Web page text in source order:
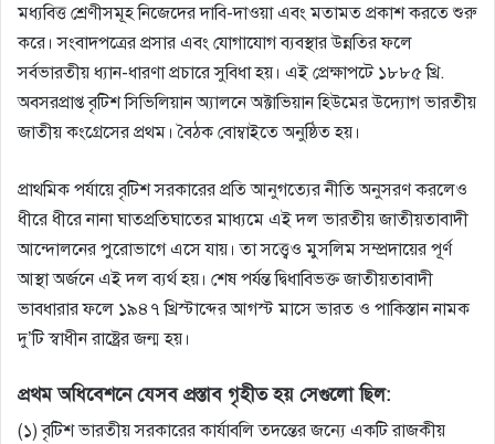
মধ্যবিত্ত শ্রেণীসমূহ নিজেদের দাবি-দাওয়া এবং মতামত প্রকাশ করতে শুরু
করে। সংবাদপত্রের প্রসার এবং যােগাযােগ ব্যবস্থার উন্নতির ফলে
সর্বভারতীয় ধ্যান-ধারণা প্রচারে সুবিধা হয়। এই প্রেক্ষাপটে ১৮৮৫ খ্রি.
অবসরপ্রাপ্ত বৃটিশ সিভিলিয়ান অ্যালনে অক্টাভিয়ান হিউমের উদ্যোগ ভারতীয়
জাতীয় কংগ্রেসের প্রথম। বৈঠক বােম্বাইতে অনুষ্ঠিত হয়।
প্রাথমিক পর্যায়ে বৃটিশ সরকারের প্রতি আনুগত্যের নীতি অনুসরণ করলেও
ধীরে ধীরে নানা ঘাতপ্রতিঘাতের মাধ্যমে এই দল ভারতীয় জাতীয়তাবাদী
আন্দোলনের পুরােভাগে এসে যায়। তা সত্ত্বেও মুসলিম সম্প্রদায়ের পূর্ণ
আস্থা অর্জনে এই দল ব্যর্থ হয়। শেষ পর্যন্ত দ্বিধাবিভক্ত জাতীয়তাবাদী
ভাবধারার ফলে ১৯৪৭ খ্রিস্টাব্দের আগস্ট মাসে ভারত ও পাকিস্তান নামক
দু’টি স্বাধীন রাষ্ট্রের জন্ম হয়।
প্রথম অধিবেশনে যেসব প্রস্তাব গৃহীত হয় সেগুলাে ছিল:
(১) বৃটিশ ভারতীয় সরকারের কার্যাবলি তদন্তের জন্যে একটি রাজকীয়